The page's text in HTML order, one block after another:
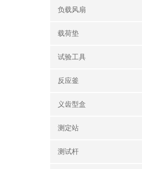
负载风扇
载荷垫
试验工具
反应釜
义齿型盒
测定站‌
测试杆